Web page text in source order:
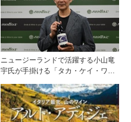
ニュージーランドで活躍する小山竜
宇氏が手掛ける「タカ・ケイ・ワイ
始